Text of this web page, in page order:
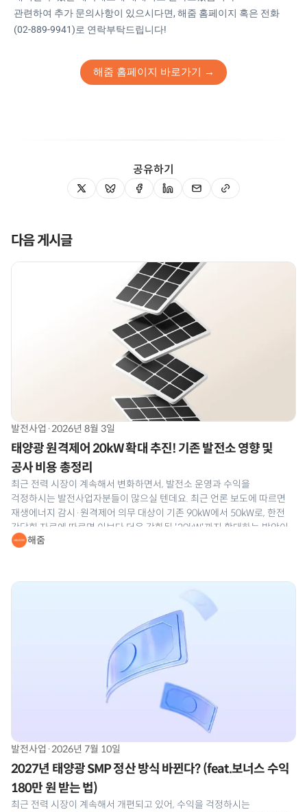
관련하여 추가 문의사항이 있으시다면, 해줌 홈페이지 혹은 전화
(02-889-9941)로 연락부탁드립니다!
해줌 홈페이지 바로가기 →
공유하기
다음 게시글
발전사업 ·2026년 8월 3일
태양광 원격제어 20kW 확대 추진! 기존 발전소 영향 및
공사 비용 총정리
최근 전력 시장이 계속해서 변화하면서, 발전소 운영과 수익을
걱정하시는 발전사업자분들이 많으실 텐데요. 최근 언론 보도에 따르면
재생에너지 감시·원격제어 의무 대상이 기존 90kW에서 50kW로, 한전
간담회 자료에 따르면 이보다 더욱 강화된 '20kW'까지 확대하는 방안이
나와 발전사업자분들의 이목이 집중되고 있습니다. 공식 개정안은 최종
해줌
발전사업 ·2026년 7월 10일
2027년 태양광 SMP 정산 방식 바뀐다? (feat.보너스 수익
180만 원 받는 법)
최근 전력 시장이 계속해서 개편되고 있어, 수익을 걱정하시는